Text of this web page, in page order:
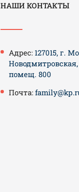
НАШИ КОНТАКТЫ
Адрес: 127015, г.
Новодмитровская,
помещ. 800
Почта: